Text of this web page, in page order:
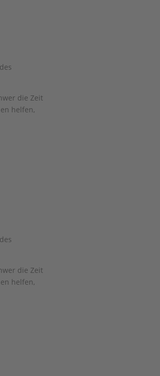
die Zeit
helfen,
die Zeit
helfen,